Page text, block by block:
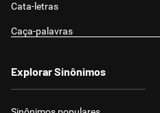
Cata-letras
Caça-palavras
Explorar Sinônimos